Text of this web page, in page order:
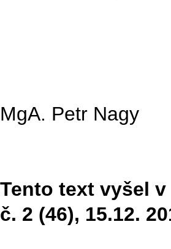
MgA. Petr Nagy
Tento text vyšel
č. 2 (46), 15.12.